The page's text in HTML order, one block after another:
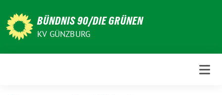
zum
Inhalt
BÜNDNIS 90/DIE GRÜNEN
KV GÜNZBURG